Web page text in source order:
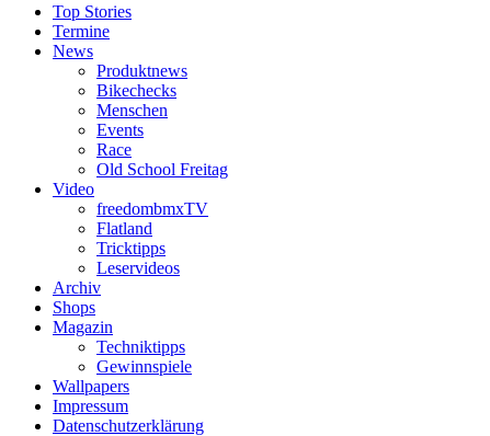
Top Stories
Termine
News
Produktnews
Bikechecks
Menschen
Events
Race
Old School Freitag
Video
freedombmxTV
Flatland
Tricktipps
Leservideos
Archiv
Shops
Magazin
Techniktipps
Gewinnspiele
Wallpapers
Impressum
Datenschutzerklärung